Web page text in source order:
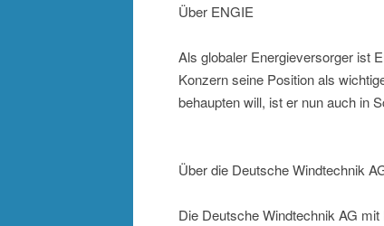
Über ENGIE
Als globaler Energieversorger ist
Konzern seine Position als
behaupten will, ist er nun auch in
Über die Deutsche Windtechnik
Die Deutsche Windtechnik AG